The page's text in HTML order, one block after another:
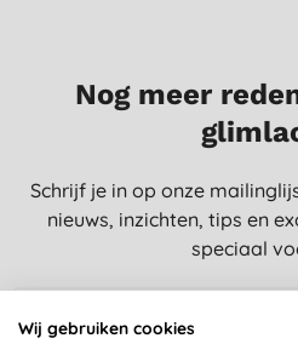
Nog meer
Schrijf je in op onze
nieuws, inzichten, tips en
speciaal
Wij gebruiken cookies